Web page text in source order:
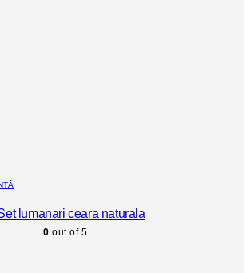
lumanari ceara naturala
0 out of 5